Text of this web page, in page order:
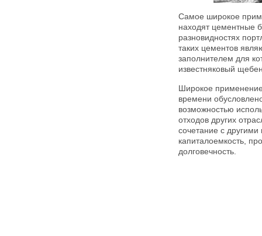
Самое широкое
находят цементные
разновидностях
таких цементов
заполнителем для
известняковый
Широкое
времени
возможностью
отходов других
сочетание с
капиталоемкость,
долговечность.